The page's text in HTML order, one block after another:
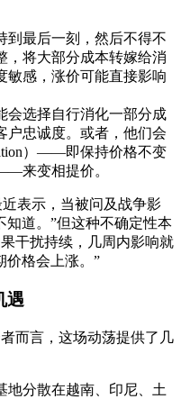
到最后一刻，然后不得不
，将大部分成本转嫁给消
敏感，涨价可能直接影响
会选择自行消化一部分成
户忠诚度。或者，他们会
）——即保持价格不变
来变相提价。
近表示，当被问及战争影
知道。”但这种不确定性本
干扰持续，几周内影响就
价格会上涨。”
遇
而言，这场动荡提供了几
地分散在越南、印尼、土